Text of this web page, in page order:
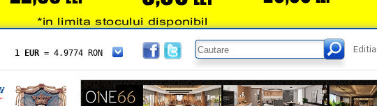
1 EUR = 4.9774 RON
= 5.8304 RON
1 XAU= 464.4611 RON
1 AED= 1.1933 RON
Editia